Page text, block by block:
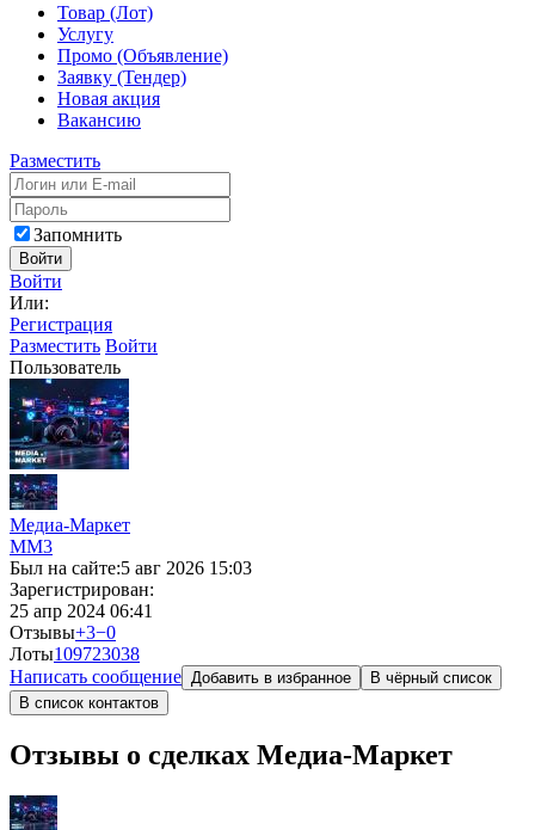
Товар (Лот)
Услугу
Промо (Объявление)
Заявку (Тендер)
Новая акция
Вакансию
Разместить
Запомнить
Войти
Войти
Или:
Регистрация
Разместить Войти
Пользователь
Медиа-Маркет
ММ3
Был на сайте:5 авг 2026 15:03
Зарегистрирован:
25 апр 2024 06:41
Отзывы+3−0
Лоты109723038
Написать сообщение Добавить в избранное
В чёрный список
В список контактов
Отзывы о сделках Медиа-Маркет